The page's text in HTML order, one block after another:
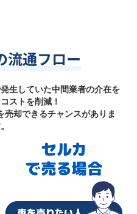
流通フロー
生していた中間業者の介在を
ストを削減！
却できるチャンスがありま